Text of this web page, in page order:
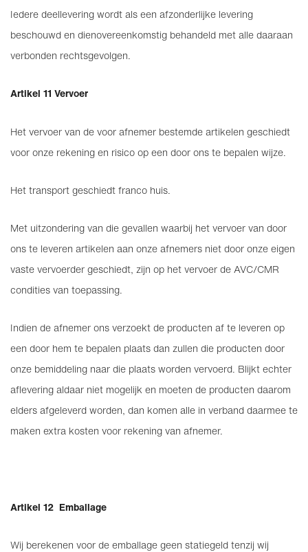
Iedere deellevering wordt als een afzonderlijke levering
beschouwd en dienovereenkomstig behandeld met alle daaraan
verbonden rechtsgevolgen.
Artikel 11 Vervoer
Het vervoer van de voor afnemer bestemde artikelen geschiedt
voor onze rekening en risico op een door ons te bepalen wijze.
Het transport geschiedt franco huis.
Met uitzondering van die gevallen waarbij het vervoer van door
ons te leveren artikelen aan onze afnemers niet door onze eigen
vaste vervoerder geschiedt, zijn op het vervoer de AVC/CMR
condities van toepassing.
Indien de afnemer ons verzoekt de producten af te leveren op
een door hem te bepalen plaats dan zullen die producten door
onze bemiddeling naar die plaats worden vervoerd. Blijkt echter
aflevering aldaar niet mogelijk en moeten de producten daarom
elders afgeleverd worden, dan komen alle in verband daarmee te
maken extra kosten voor rekening van afnemer.
Artikel 12 Emballage
Wij berekenen voor de emballage geen statiegeld tenzij wij